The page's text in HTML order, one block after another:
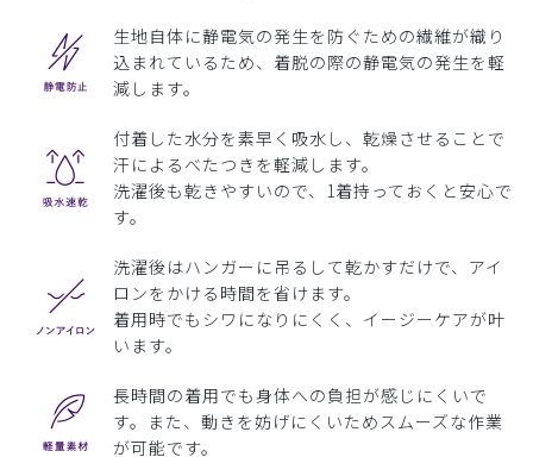
生地自体に静電気の発生を防ぐための繊維が織り
込まれているため、着脱の際の静電気の発生を軽
減します。
付着した水分を素早く吸水し、乾燥させることで
汗によるべたつきを軽減します。
洗濯後も乾きやすいので、1着持っておくと安心で
す。
洗濯後はハンガーに吊るして乾かすだけで、アイ
ロンをかける時間を省けます。
着用時でもシワになりにくく、イージーケアが叶
います。
長時間の着用でも身体への負担が感じにくいで
す。また、動きを妨げにくいためスムーズな作業
が可能です。